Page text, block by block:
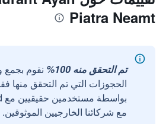
Piatra Neamt
تم التحقق منه 100%
نقوم
الحجوزات التي تم التحقق منها
مع شركائنا الخارجيين الموثوقين.